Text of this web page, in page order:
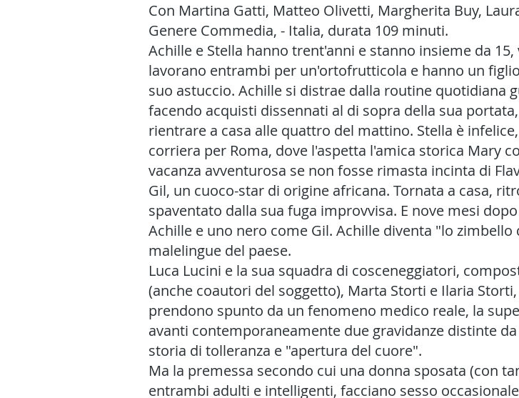
Con Martina Gatti, Matteo Olivetti, Margherita Buy,
Genere Commedia, - Italia, durata 109 minuti.
Achille e Stella hanno trent'anni e stanno insieme da
lavorano entrambi per un'ortofrutticola e hanno un
suo astuccio. Achille si distrae dalla routine quotidiana
facendo acquisti dissennati al di sopra della sua
rientrare a casa alle quattro del mattino. Stella è
corriera per Roma, dove l'aspetta l'amica storica Mary
vacanza avventurosa se non fosse rimasta incinta di
Gil, un cuoco-star di origine africana. Tornata a casa,
spaventato dalla sua fuga improvvisa. E nove mesi
Achille e uno nero come Gil. Achille diventa "lo
malelingue del paese.
Luca Lucini e la sua squadra di cosceneggiatori,
(anche coautori del soggetto), Marta Storti e Ilaria
prendono spunto da un fenomeno medico reale, la
avanti contemporaneamente due gravidanze distinte
storia di tolleranza e "apertura del cuore".
Ma la premessa secondo cui una donna sposata (con
entrambi adulti e intelligenti, facciano sesso